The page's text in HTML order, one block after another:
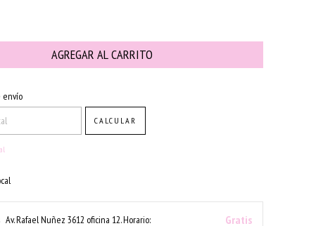
envío
CALCULAR
Av. Rafael Nuñez 3612 oficina 12. Horario:
Gratis